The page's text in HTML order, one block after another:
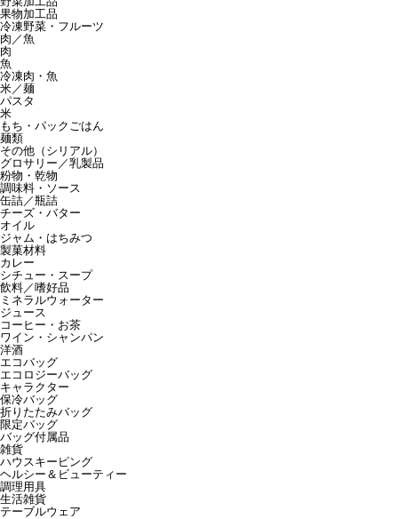
果物加工品
冷凍野菜・フルーツ
肉／魚
肉
魚
冷凍肉・魚
米／麺
パスタ
米
もち・パックごはん
麺類
その他（シリアル）
グロサリー／乳製品
粉物・乾物
調味料・ソース
缶詰／瓶詰
チーズ・バター
オイル
ジャム・はちみつ
製菓材料
カレー
シチュー・スープ
飲料／嗜好品
ミネラルウォーター
ジュース
コーヒー・お茶
ワイン・シャンパン
洋酒
エコバッグ
エコロジーバッグ
キャラクター
保冷バッグ
折りたたみバッグ
限定バッグ
バッグ付属品
雑貨
ハウスキーピング
ヘルシー＆ビューティー
調理用具
生活雑貨
テーブルウェア